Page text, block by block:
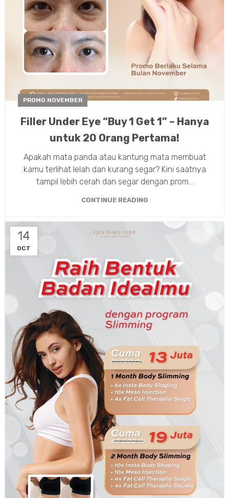
PROMO NOVEMBER
Filler Under Eye “Buy 1 Get 1” – Hanya
untuk 20 Orang Pertama!
Apakah mata panda atau kantung mata membuat
kamu terlihat lelah dan kurang segar? Kini saatnya
tampil lebih cerah dan segar dengan prom...
CONTINUE READING
14
OCT